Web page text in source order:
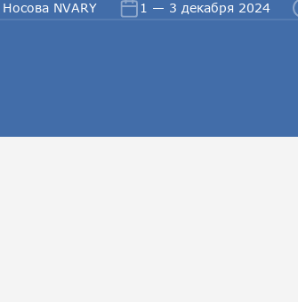
NVARY 1 — 3 декабря 2024